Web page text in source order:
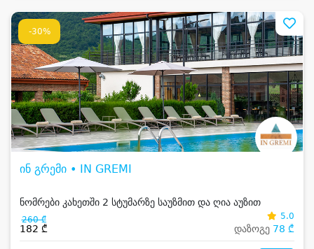
-30%
ინ გრემი • IN GREMI
ნომრები კახეთში 2 სტუმარზე საუზმით და ღია აუზით
260 ₾
182 ₾
5.0
დაზოგე 78 ₾